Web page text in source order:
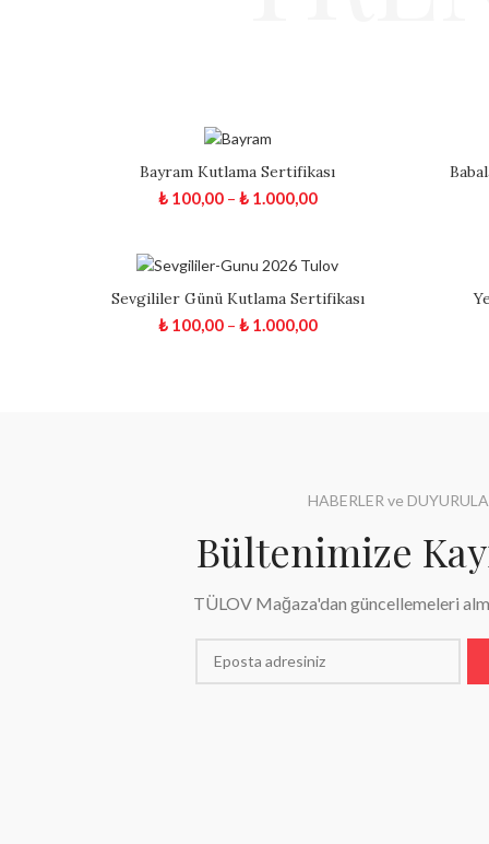
Bayram Kutlama Sertifikası
₺100,00– ₺1.000,00
Sevgililer Günü Kutlama Sertifikası
₺100,00– ₺1.000,00
HABERLER ve
Bültenimize
TÜLOV Mağaza'dan güncellemeleri